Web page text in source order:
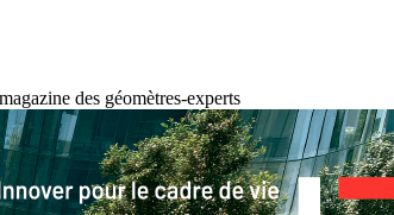
des géomètres-experts